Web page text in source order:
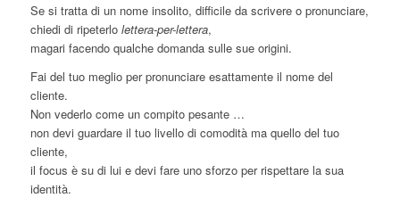
Se si tratta di un nome insolito, difficile da scrivere o pronunciare,
chiedi di ripeterlo lettera-per-lettera,
magari facendo qualche domanda sulle sue origini.
Fai del tuo meglio per pronunciare esattamente il nome del
cliente.
Non vederlo come un compito pesante …
non devi guardare il tuo livello di comodità ma quello del tuo
cliente,
il focus è su di lui e devi fare uno sforzo per rispettare la sua
identità.